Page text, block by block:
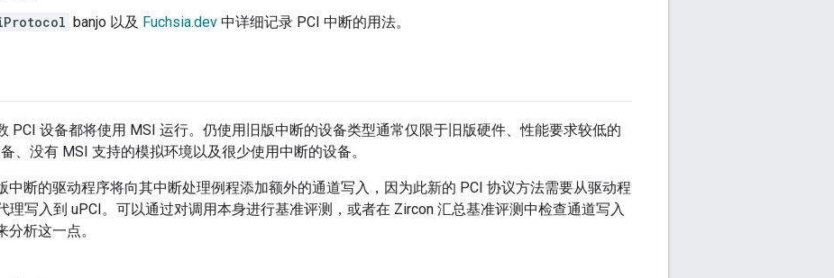
banjo 以及 Fuchsia.dev 中详细记录 PCI 中断的用法。
PCI 设备都将使用 MSI 运行。仍使用旧版中断的设备类型通常仅限于旧版硬件、性能要求较低的
、没有 MSI 支持的模拟环境以及很少使用中断的设备。
中断的驱动程序将向其中断处理例程添加额外的通道写入，因为此新的 PCI 协议方法需要从驱动程
理写入到 uPCI。可以通过对调用本身进行基准评测，或者在 Zircon 汇总基准评测中检查通道写入
分析这一点。